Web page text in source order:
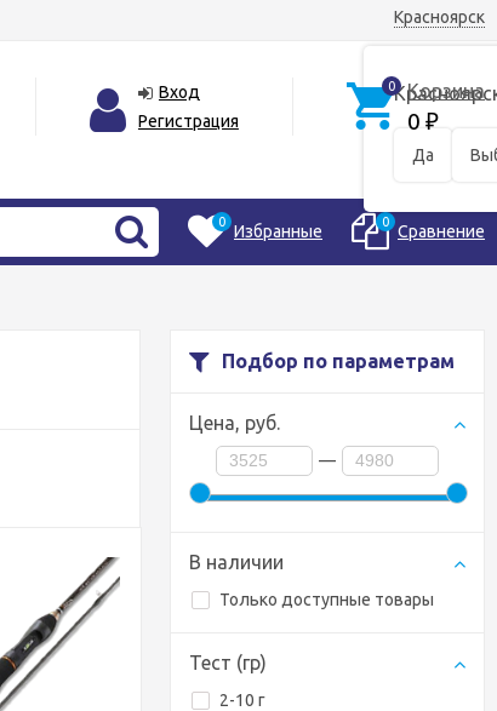
Красноярск
Да
Вход
Регистрация
0 Корзина
0 ₽
0 Избранные 0 Сравнение
Подбор по параметрам
Цена, руб.
—
В наличии
Только доступные товары
Тест (гр)
2-10 г